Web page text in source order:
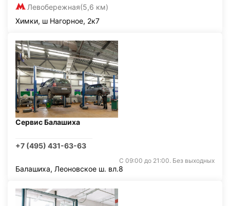
Левобережная(5,6 км)
Химки, ш Нагорное, 2к7
Сервис Балашиха
+7 (495) 431-63-63
С 09:00 до 21:00. Без выходных
Балашиха, Леоновское ш. вл.8